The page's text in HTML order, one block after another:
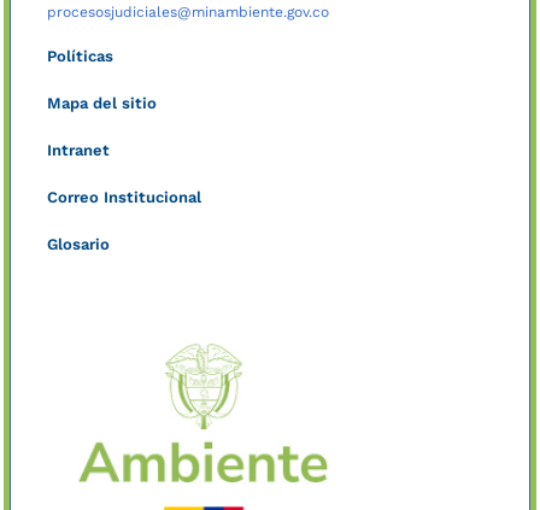
procesosjudiciales@minambiente.gov.co
Políticas
Mapa del sitio
Intranet
Correo Institucional
Glosario